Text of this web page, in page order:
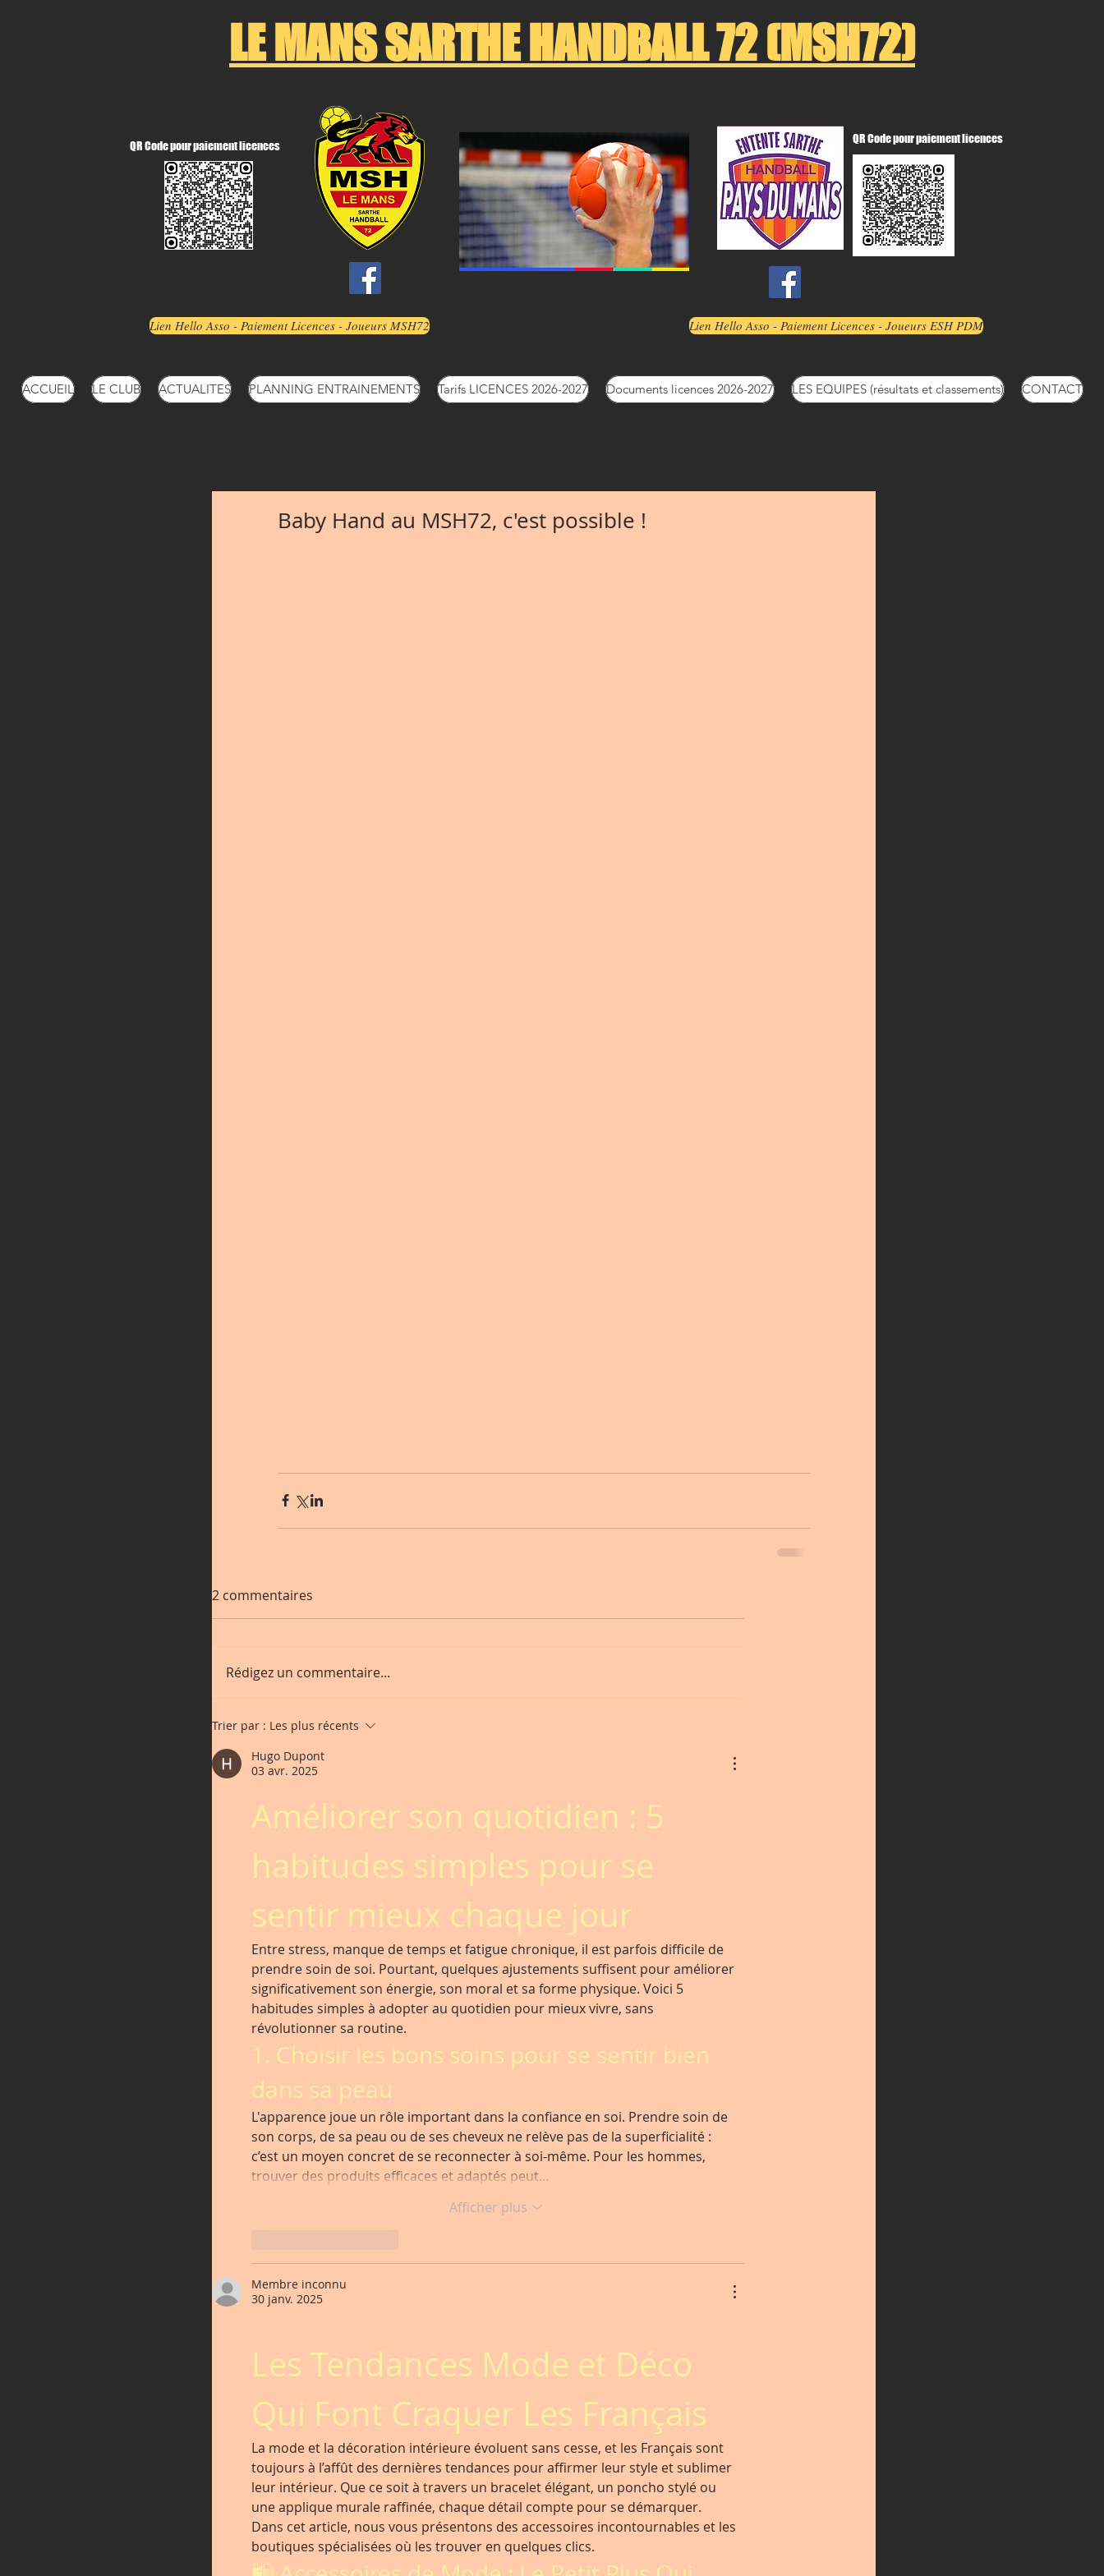
LE MANS SARTHE HANDBALL 72 (MSH72)
QR Code pour paiement licences
QR Code pour paiement licences
Lien Hello Asso - Paiement Licences - Joueurs MSH72 Lien Hello Asso - Paiement Licences - Joueurs ESH PDM
ACCUEIL LE CLUB ACTUALITES PLANNING ENTRAINEMENTS Tarifs LICENCES 2026-2027 Documents licences 2026-2027 LES EQUIPES (résultats et classements) CONTACT
Baby Hand au MSH72, c'est possible !
2 commentaires
Rédigez un commentaire...
Trier par : Les plus récents
Hugo Dupont
03 avr. 2025
Améliorer son quotidien : 5
habitudes simples pour se
sentir mieux chaque jour
Entre stress, manque de temps et fatigue chronique, il est parfois difficile de
prendre soin de soi. Pourtant, quelques ajustements suffisent pour améliorer
significativement son énergie, son moral et sa forme physique. Voici 5
habitudes simples à adopter au quotidien pour mieux vivre, sans
révolutionner sa routine.
1. Choisir les bons soins pour se sentir bien
dans sa peau
L'apparence joue un rôle important dans la confiance en soi. Prendre soin de
son corps, de sa peau ou de ses cheveux ne relève pas de la superficialité :
c’est un moyen concret de se reconnecter à soi-même. Pour les hommes,
trouver des produits efficaces et adaptés peut…
Afficher plus
Membre inconnu
30 janv. 2025
Les Tendances Mode et Déco
Qui Font Craquer Les Français
La mode et la décoration intérieure évoluent sans cesse, et les Français sont
toujours à l’affût des dernières tendances pour affirmer leur style et sublimer
leur intérieur. Que ce soit à travers un bracelet élégant, un poncho stylé ou
une applique murale raffinée, chaque détail compte pour se démarquer.
Dans cet article, nous vous présentons des accessoires incontournables et les
boutiques spécialisées où les trouver en quelques clics.